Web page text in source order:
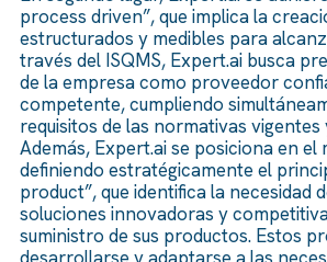
process driven”, que implica la
estructurados y medibles para
través del ISQMS, Expert.ai busca
de la empresa como proveedor
competente, cumpliendo
requisitos de las normativas
Además, Expert.ai se posiciona en el
definiendo estratégicamente el
product”, que identifica la necesidad
soluciones innovadoras y
suministro de sus productos. Estos